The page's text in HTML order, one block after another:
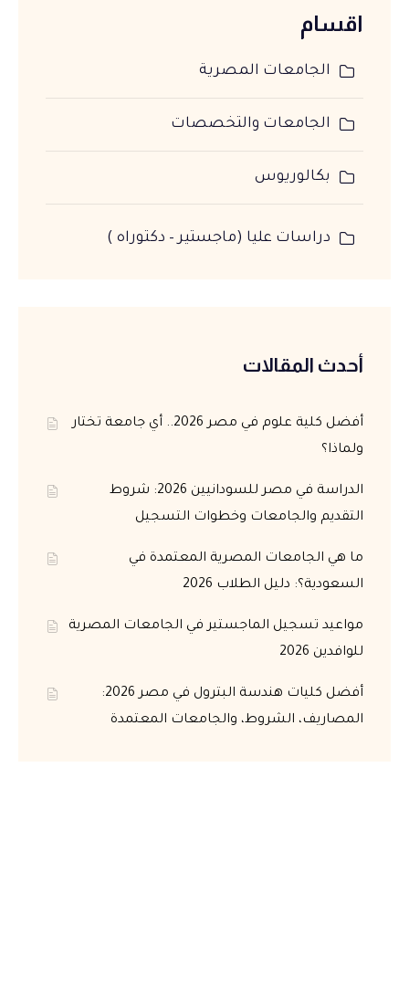
اقسام
الجامعات المصرية
الجامعات والتخصصات
بكالوريوس
دراسات عليا (ماجستير – دكتوراه )
أحدث المقالات
أفضل كلية علوم في مصر 2026.. أي جامعة تختار
ولماذا؟
الدراسة في مصر للسودانيين 2026: شروط
التقديم والجامعات وخطوات التسجيل
ما هي الجامعات المصرية المعتمدة في
السعودية؟: دليل الطلاب 2026
مواعيد تسجيل الماجستير في الجامعات المصرية
للوافدين 2026
أفضل كليات هندسة البترول في مصر 2026:
المصاريف، الشروط، والجامعات المعتمدة